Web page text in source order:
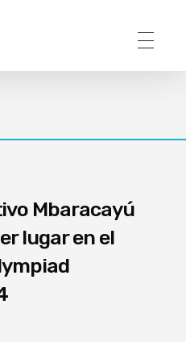
Mbaracayú
lugar en el